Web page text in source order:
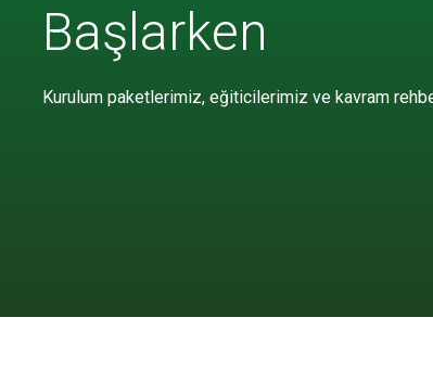
Başlarken
Kurulum paketlerimiz, eğiticilerimiz ve kavram